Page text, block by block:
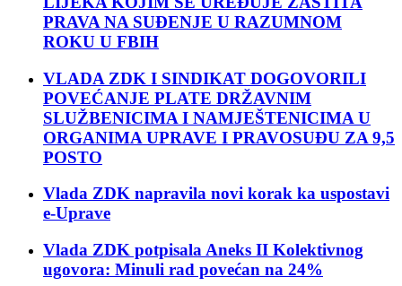
PRAVA NA SUĐENJE U RAZUMNOM
ROKU U FBIH
VLADA ZDK I SINDIKAT DOGOVORILI
POVEĆANJE PLATE DRŽAVNIM
SLUŽBENICIMA I NAMJEŠTENICIMA U
ORGANIMA UPRAVE I PRAVOSUĐU ZA 9,5
POSTO
Vlada ZDK napravila novi korak ka uspostavi
e-Uprave
Vlada ZDK potpisala Aneks II Kolektivnog
ugovora: Minuli rad povećan na 24%